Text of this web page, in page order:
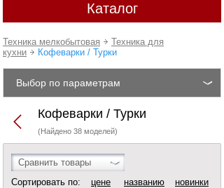
Каталог
Техника мелкобытовая
Техника для
кухни
Кофеварки / Турки
Выбор по параметрам
Кофеварки / Турки
(Найдено 38 моделей)
Сравнить товары
Сортировать по:
цене названию новинки